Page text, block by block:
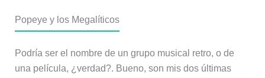
Popeye y los Megalíticos
Podría ser el nombre de un grupo musical retro, o de
una película, ¿verdad?. Bueno, son mis dos últimas